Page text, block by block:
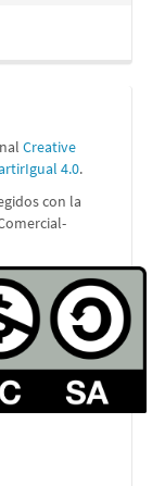
Creative
4.0.
con la